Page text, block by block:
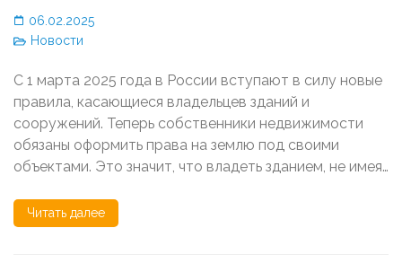
06.02.2025
Новости
С 1 марта 2025 года в России вступают в силу новые
правила, касающиеся владельцев зданий и
сооружений. Теперь собственники недвижимости
обязаны оформить права на землю под своими
объектами. Это значит, что владеть зданием, не имея…
Читать далее